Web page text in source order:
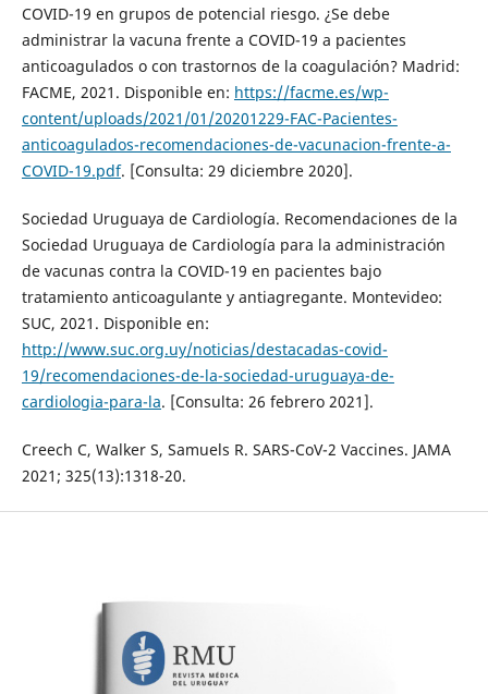
COVID-19 en grupos de potencial riesgo. ¿Se debe
administrar la vacuna frente a COVID-19 a pacientes
anticoagulados o con trastornos de la coagulación? Madrid:
FACME, 2021. Disponible en: https://facme.es/wp-
content/uploads/2021/01/20201229-FAC-Pacientes-
anticoagulados-recomendaciones-de-vacunacion-frente-a-
COVID-19.pdf. [Consulta: 29 diciembre 2020].
Sociedad Uruguaya de Cardiología. Recomendaciones de la
Sociedad Uruguaya de Cardiología para la administración
de vacunas contra la COVID-19 en pacientes bajo
tratamiento anticoagulante y antiagregante. Montevideo:
SUC, 2021. Disponible en:
http://www.suc.org.uy/noticias/destacadas-covid-
19/recomendaciones-de-la-sociedad-uruguaya-de-
cardiologia-para-la. [Consulta: 26 febrero 2021].
Creech C, Walker S, Samuels R. SARS-CoV-2 Vaccines. JAMA
2021; 325(13):1318-20.